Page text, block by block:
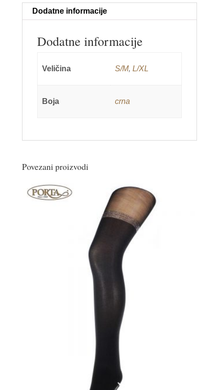
količina
Dodatne informacije
Dodatne informacije
Veličina S/M,L/XL
Boja crna
Povezani proizvodi